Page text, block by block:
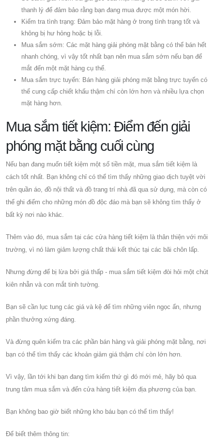
thanh lý để đảm bảo rằng bạn đang mua được một món hời.
Kiểm tra tình trạng: Đảm bảo mặt hàng ở trong tình trạng tốt và
không bị hư hỏng hoặc bị lỗi.
Mua sắm sớm: Các mặt hàng giải phóng mặt bằng có thể bán hết
nhanh chóng, vì vậy tốt nhất bạn nên mua sắm sớm nếu bạn để
mắt đến một mặt hàng cụ thể.
Mua sắm trực tuyến: Bán hàng giải phóng mặt bằng trực tuyến có
thể cung cấp chiết khấu thậm chí còn lớn hơn và nhiều lựa chọn
mặt hàng hơn.
Mua sắm tiết kiệm: Điểm đến giải
phóng mặt bằng cuối cùng
Nếu bạn đang muốn tiết kiệm một số tiền mặt, mua sắm tiết kiệm là
cách tốt nhất. Bạn không chỉ có thể tìm thấy những giao dịch tuyệt vời
trên quần áo, đồ nội thất và đồ trang trí nhà đã qua sử dụng, mà còn có
thể ghi điểm cho những món đồ độc đáo mà bạn sẽ không tìm thấy ở
bất kỳ nơi nào khác.
Thêm vào đó, mua sắm tại các cửa hàng tiết kiệm là thân thiện với môi
trường, vì nó làm giảm lượng chất thải kết thúc tại các bãi chôn lấp.
Nhưng đừng để bị lừa bởi giá thấp - mua sắm tiết kiệm đòi hỏi một chút
kiên nhẫn và con mắt tinh tường.
Bạn sẽ cần lục tung các giá và kệ để tìm những viên ngọc ẩn, nhưng
phần thưởng xứng đáng.
Và đừng quên kiểm tra các phần bán hàng và giải phóng mặt bằng, nơi
bạn có thể tìm thấy các khoản giảm giá thậm chí còn lớn hơn.
Vì vậy, lần tới khi bạn đang tìm kiếm thứ gì đó mới mẻ, hãy bỏ qua
trung tâm mua sắm và đến cửa hàng tiết kiệm địa phương của bạn.
Bạn không bao giờ biết những kho báu bạn có thể tìm thấy!
Để biết thêm thông tin: